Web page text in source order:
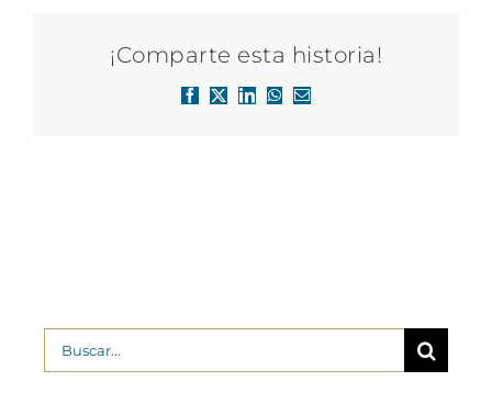
¡Comparte esta historia!
Facebook
X LinkedInWhatsApp
Correo
Buscar: